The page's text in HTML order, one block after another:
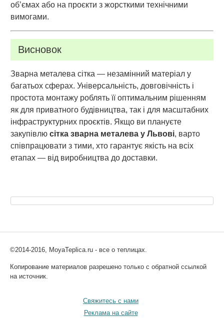
об’ємах або на проєкти з жорсткими технічними
вимогами.
Висновок
Зварна металева сітка — незамінний матеріал у
багатьох сферах. Універсальність, довговічність і
простота монтажу роблять її оптимальним рішенням
як для приватного будівництва, так і для масштабних
інфраструктурних проєктів. Якщо ви плануєте
закупівлюсітка зварна металева у Львові, варто
співпрацювати з тими, хто гарантує якість на всіх
етапах — від виробництва до доставки.
©2014-2016, MoyaTeplica.ru - все о теплицах.
Копирование материалов разрешено только с обратной ссылкой
на источник.
Свяжитесь с нами
Реклама на сайте